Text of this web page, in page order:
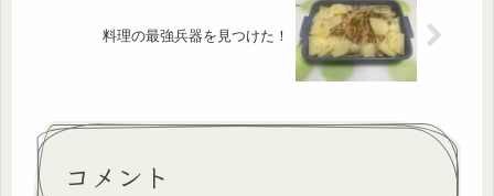
料理の最強兵器を見つけた！
コメント